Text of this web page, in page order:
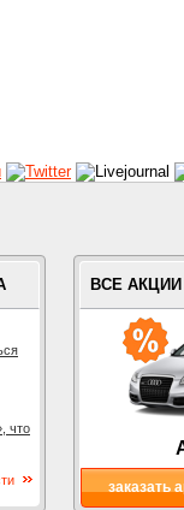
что
ВСЕ
заказать